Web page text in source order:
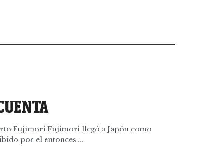
Fujimori Fujimori llegó a Japón como
por el entonces ...